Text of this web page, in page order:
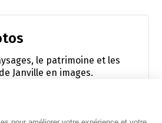
le patrimoine et les
Janville en images.